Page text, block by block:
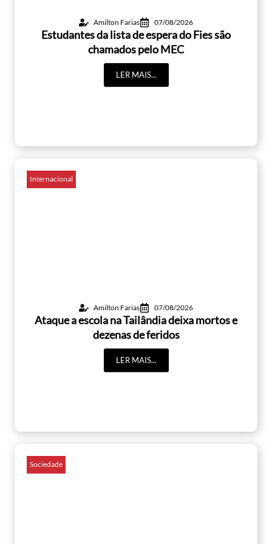
Amilton Farias 07/08/2026
Estudantes da lista de espera do Fies são
chamados pelo MEC
LER MAIS...
Internacional
Amilton Farias 07/08/2026
Ataque a escola na Tailândia deixa mortos e
dezenas de feridos
LER MAIS...
Sociedade